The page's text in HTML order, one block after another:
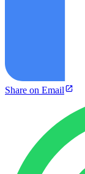
Share on Email